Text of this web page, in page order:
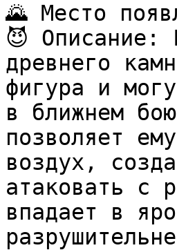
🌄 Место
😈 Описание:
древнего
фигура и
в ближнем
позволяет
воздух,
атаковать с
впадает в